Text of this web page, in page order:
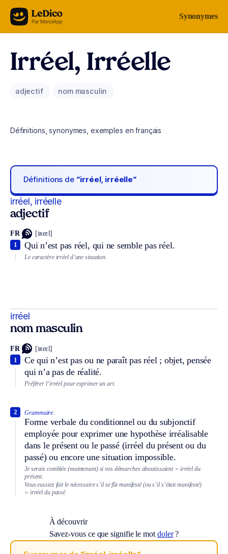
Aller au contenu Synonymes
Irréel, Irréelle
adjectif nom masculin
Définitions, synonymes, exemples en français
Définitions de “irréel, irréelle“
irréel, irréelle
adjectif
FR [iʀeɛl]
Qui n’est pas réel, qui ne semble pas réel.
1
Le caractère irréel d’une situation.
irréel
nom masculin
FR [iʀeɛl]
Ce qui n’est pas ou ne paraît pas réel ; objet, pensée
qui n’a pas de réalité.
1
Préférer l’irréel pour exprimer un art.
Grammaire.
Forme verbale du conditionnel ou du subjonctif
employée pour exprimer une hypothèse irréalisable
dans le présent ou le passé (irréel du présent ou du
passé) ou encore une situation impossible.
2
Je serais comblée (maintenant) si vos démarches aboutissaient = irréel du
présent.
Vous eussiez fait le nécessaire s’il se fût manifesté (ou s’il s’était manifesté)
= irréel du passé.
À découvrir
Savez-vous ce que signifie le mot doler?